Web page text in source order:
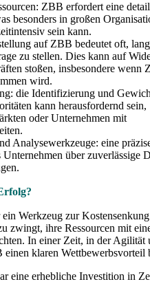
ZBB erfordert eine
besonders in großen
sein kann.
auf ZBB bedeutet oft,
zu stellen. Dies kann auf
stoßen, insbesondere wenn
wird.
die Identifizierung und
kann herausfordernd sein,
oder Unternehmen mit
Analysewerkzeuge: eine
über zuverlässige
Werkzeug zur
zwingt, ihre Ressourcen mit
In einer Zeit, in der Agilität
klaren Wettbewerbsvorteil
eine erhebliche Investition in